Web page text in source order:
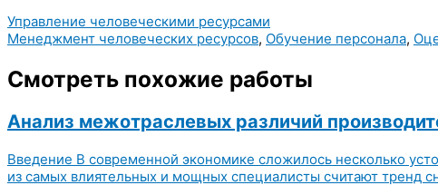
Управление человеческими ресурсами
Менеджмент человеческих ресурсов, Обучение персонала,
Смотреть похожие работы
Анализ межотраслевых различий
Введение В современной экономике сложилось несколько
из самых влиятельных и мощных специалисты считают тренд